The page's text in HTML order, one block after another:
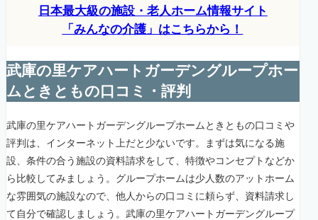
日本最大級の施設・老人ホーム情報サイト
「みんなの介護」はこちらから！
武庫の里ケアハートガーデングループホー
ムときともの口コミ・評判
武庫の里ケアハートガーデングループホームときともの口コミや
評判は、インターネット上だと少ないです。まずは気になる施
設、条件の合う施設の資料請求をして、特徴やコンセプトなどか
ら比較してみましょう。グループホームは少人数のアットホーム
な雰囲気の施設なので、他人からの口コミに頼らず、資料請求し
て自分で確認しましょう。武庫の里ケアハートガーデングループ